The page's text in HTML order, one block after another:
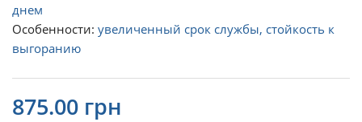
днем
Особенности: увеличенный срок службы, стойкость к
выгоранию
875.00 грн